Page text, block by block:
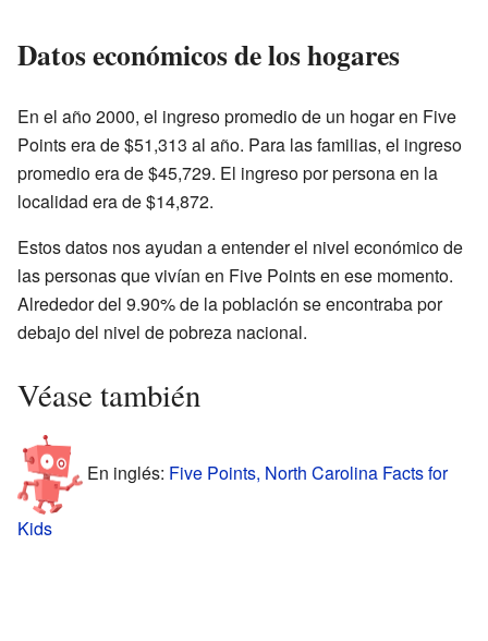
Datos económicos de los hogares
En el año 2000, el ingreso promedio de un hogar en Five
Points era de $51,313 al año. Para las familias, el ingreso
promedio era de $45,729. El ingreso por persona en la
localidad era de $14,872.
Estos datos nos ayudan a entender el nivel económico de
las personas que vivían en Five Points en ese momento.
Alrededor del 9.90% de la población se encontraba por
debajo del nivel de pobreza nacional.
Véase también
En inglés: Five Points, North Carolina Facts for
Kids